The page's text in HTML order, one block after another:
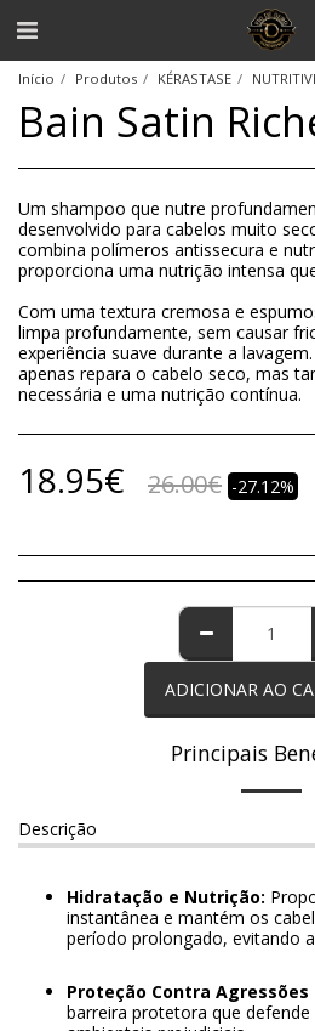
Início Produtos KÉRASTASE
Bain Satin
Um shampoo que nutre
desenvolvido para cabelos muito
combina polímeros antissecura e
proporciona uma nutrição intensa
Com uma textura cremosa e
limpa profundamente, sem causar
experiência suave durante a
apenas repara o cabelo seco, mas
necessária e uma nutrição contínua.
18.95€ 26.00€ -27.12%
ADICIONAR AO
Principais
Descrição
Hidratação e Nutrição:
instantânea e mantém os
período prolongado, evitando
Proteção Contra Agressões
barreira protetora que